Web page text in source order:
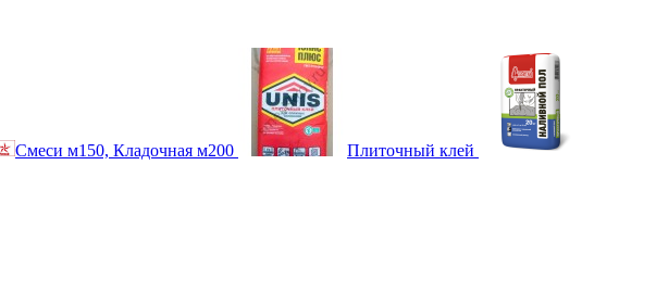
Смеси м150, Кладочная м200 Плиточный клей